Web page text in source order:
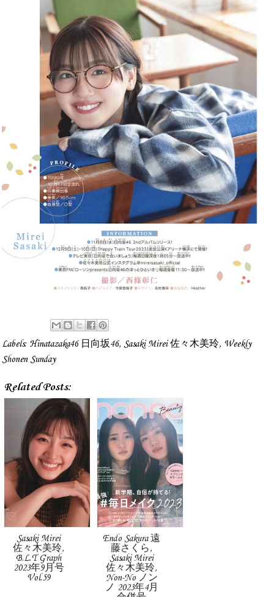
Labels: Hinatazaka46 日向坂46, Sasaki Mirei 佐々木美玲, Weekly
Shonen Sunday
Related Posts:
Sasaki Mirei
佐々木美玲,
B.L.T Graph
2023年9月号
Vol.59
Endo Sakura 遠
藤さくら,
Sasaki Mirei
佐々木美玲,
Non-No ノン
ノ 2023年4月